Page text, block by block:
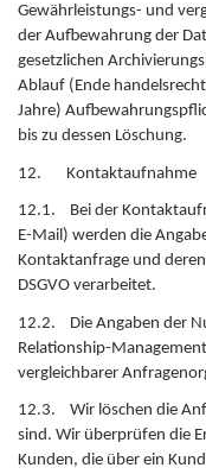
Gewährleistungs- und
der Aufbewahrung der
gesetzlichen
Ablauf (Ende
Jahre)
bis zu dessen Löschung.
12. Kontaktaufnahme
12.1. Bei der
E-Mail) werden die
Kontaktanfrage und
DSGVO verarbeitet.
12.2. Die Angaben der
Relationship-
vergleichbarer
12.3. Wir löschen die
sind. Wir überprüfen die
Kunden, die über ein